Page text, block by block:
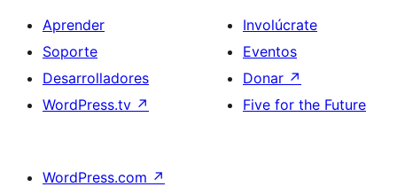
Aprender
Soporte
Desarrolladores
WordPress.tv ↗
Involúcrate
Eventos
Donar ↗
Five for the Future
WordPress.com ↗